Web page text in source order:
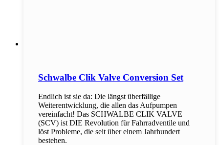
Schwalbe Clik Valve Conversion Set
Endlich ist sie da: Die längst überfällige
Weiterentwicklung, die allen das Aufpumpen
vereinfacht! Das SCHWALBE CLIK VALVE
(SCV) ist DIE Revolution für Fahrradventile und
löst Probleme, die seit über einem Jahrhundert
bestehen.